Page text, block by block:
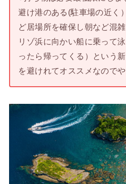
避け港のある(駐車場の近く
ど居場所を確保し朝など混
リゾ浜に向かい船に乗って
ったら帰ってくる）という
を避けれてオススメなので